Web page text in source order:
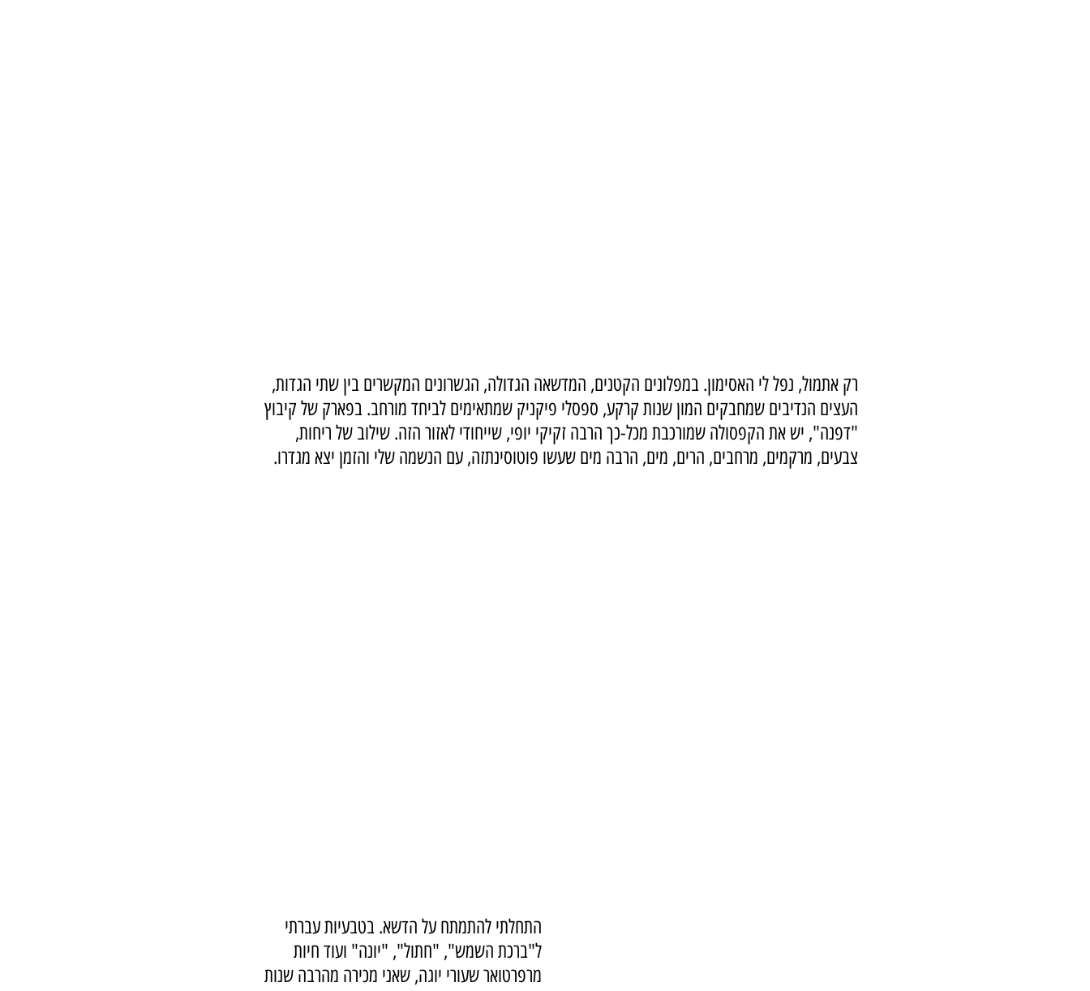
רק אתמול, נפל לי האסימון. במפלונים הקטנים, המדשאה הגדולה, הגשרונים המקשרים בין שתי הגדות,
העצים הנדיבים שמחבקים המון שנות קרקע, ספסלי פיקניק שמתאימים לביחד מורחב. בפארק של קיבוץ
"דפנה", יש את הקפסולה שמורכבת מכל-כך הרבה זקיקי יופי, שייחודי לאזור הזה. שילוב של ריחות,
צבעים, מרקמים, מרחבים, הרים, מים, הרבה מים שעשו פוטוסינתזה, עם הנשמה שלי והזמן יצא מגדרו.
התחלתי להתמתח על הדשא. בטבעיות עברתי
ל"ברכת השמש", "חתול", "יונה" ועוד חיות
מרפרטואר שעורי יוגה, שאני מכירה מהרבה שנות